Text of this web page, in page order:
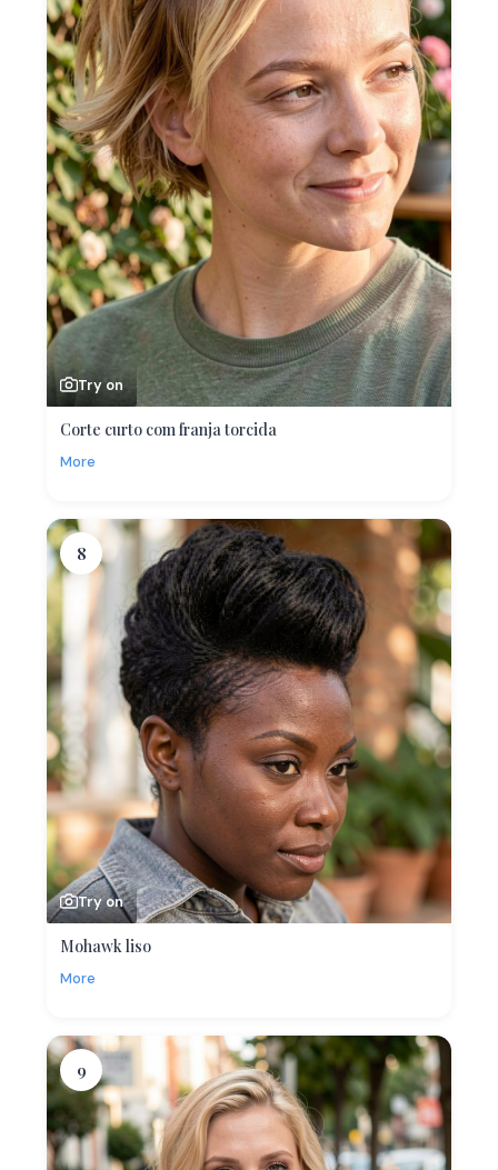
Try on
Corte curto com franja torcida
More
8
Try on
Mohawk liso
More
9